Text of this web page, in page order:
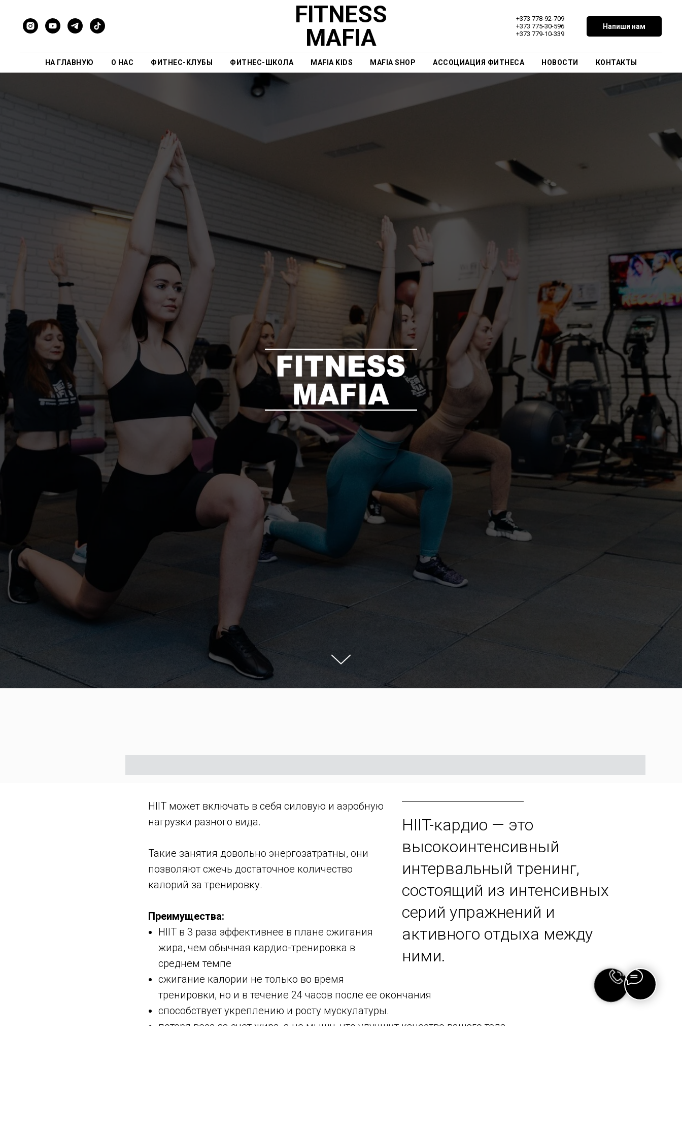
FITNESS
MAFIA
+373 778-92-709
+373 775-30-596
+373 779-10-339
Напиши нам
НА ГЛАВНУЮ О НАС ФИТНЕС-КЛУБЫ ФИТНЕС-ШКОЛА MAFIA KIDS MAFIA SHOP АССОЦИАЦИЯ ФИТНЕСА НОВОСТИ КОНТАКТЫ
HIIT-кардио — это
высокоинтенсивный
интервальный тренинг,
состоящий из интенсивных
серий упражнений и
активного отдыха между
ними.
HIIT может включать в себя силовую и аэробную
нагрузки разного вида.
Такие занятия довольно энергозатратны, они
позволяют сжечь достаточное количество
калорий за тренировку.
Преимущества:
HIIT в 3 раза эффективнее в плане сжигания
жира, чем обычная кардио-тренировка в
среднем темпе
сжигание калории не только во время
тренировки, но и в течение 24 часов после ее окончания
способствует укреплению и росту мускулатуры.
потеря веса за счет жира, а не мышц, что улучшит качество вашего тела.